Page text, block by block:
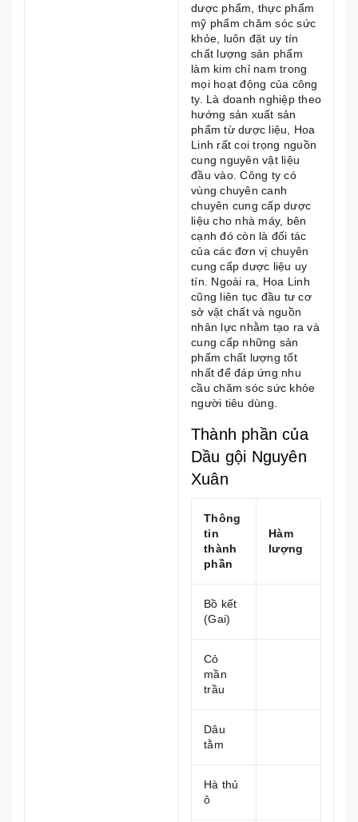
dược phẩm, thực phẩm
mỹ phẩm chăm sóc sức
khỏe, luôn đặt uy tín
chất lượng sản phẩm
làm kim chỉ nam trong
mọi hoạt động của công
ty. Là doanh nghiệp theo
hướng sản xuất sản
phẩm từ dược liệu, Hoa
Linh rất coi trọng nguồn
cung nguyên vật liệu
đầu vào. Công ty có
vùng chuyên canh
chuyên cung cấp dược
liệu cho nhà máy, bên
cạnh đó còn là đối tác
của các đơn vị chuyên
cung cấp dược liệu uy
tín. Ngoài ra, Hoa Linh
cũng liên tục đầu tư cơ
sở vật chất và nguồn
nhân lực nhằm tạo ra và
cung cấp những sản
phẩm chất lượng tốt
nhất để đáp ứng nhu
cầu chăm sóc sức khỏe
người tiêu dùng.
Thành phần của
Dầu gội Nguyên
Xuân
Thông
tin
thành
phần
Hàm
lượng
Bồ kết
(Gai)
Cỏ
mần
trầu
Dâu
tằm
Hà thủ
ô